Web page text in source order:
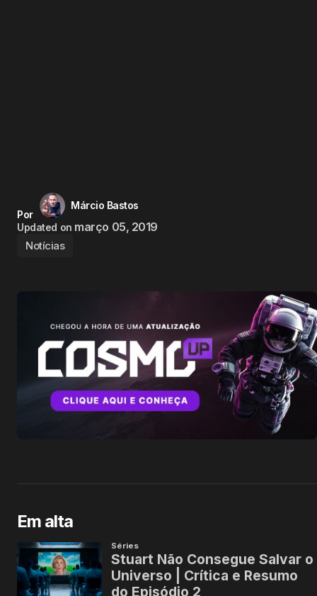
Por
Márcio Bastos
Updated on março 05, 2019
Notícias
Em alta